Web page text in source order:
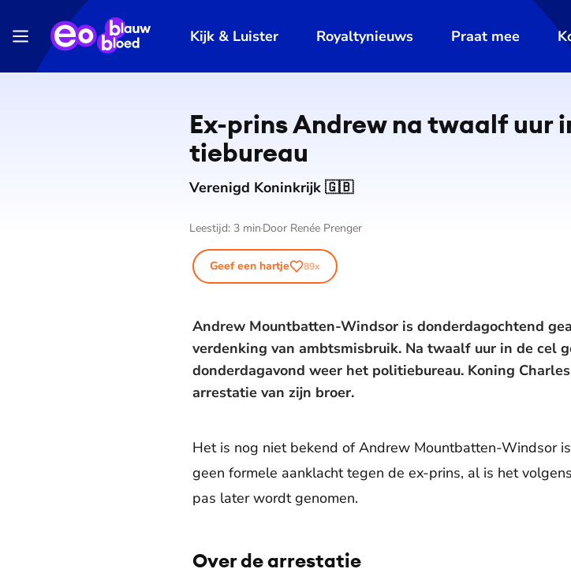
Kijk & Luister Royaltynieuws Praat mee
Ex-prins Andrew na twaalf
tie­bu­reau
Verenigd Koninkrijk 🇬🇧
Leestijd: 3 min Door Renée Prenger
Geef een hartje 89x
Andrew Mountbatten-Windsor is donderdagochtend
verdenking van ambtsmisbruik. Na twaalf uur in de cel
donderdagavond weer het politiebureau. Koning
arrestatie van zijn broer.
Het is nog niet bekend of Andrew Mountbatten-Windsor
geen formele aanklacht tegen de ex-prins, al is het
pas later wordt genomen.
Over de arrestatie